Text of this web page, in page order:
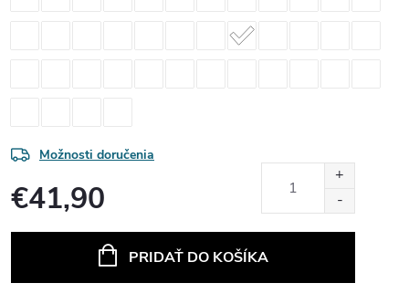
Možnosti doručenia
€41,90
PRIDAŤ DO KOŠÍKA